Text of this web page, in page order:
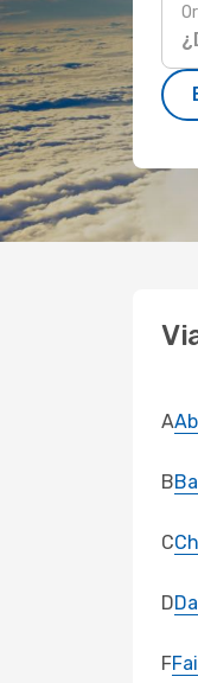
A
B
C
D
F